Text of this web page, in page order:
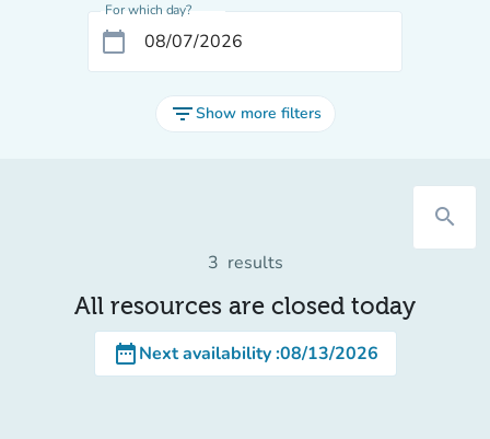
For which day?
calendar_today
filter_listShow more filters
search
3 results
All resources are closed today
date_rangeNext availability:08/13/2026